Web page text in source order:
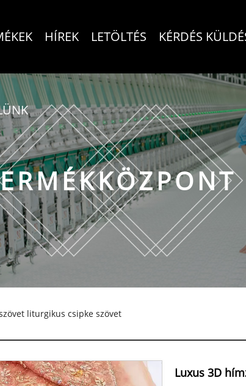
HÍREK LETÖLTÉS KÉRDÉS
liturgikus csipke szövet
Luxus 3D